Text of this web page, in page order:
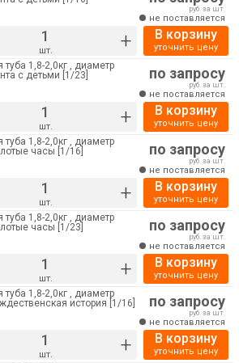
шт. +
руб. за шт.
не поставляется
В корзину
уточнить цену
туба 1,8-2,0кг , диаметр
с детьми [1/23]
шт. +
по запросу
руб. за шт.
не поставляется
В корзину
уточнить цену
туба 1,8-2,0кг , диаметр
часы [1/16]
шт. +
по запросу
руб. за шт.
не поставляется
В корзину
уточнить цену
туба 1,8-2,0кг , диаметр
часы [1/23]
шт. +
по запросу
руб. за шт.
не поставляется
В корзину
уточнить цену
туба 1,8-2,0кг , диаметр
история [1/16]
шт. +
по запросу
руб. за шт.
не поставляется
В корзину
уточнить цену